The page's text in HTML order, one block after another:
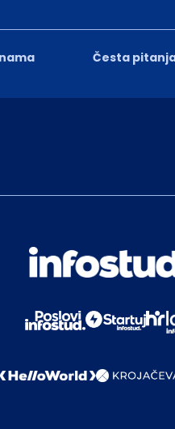
Česta